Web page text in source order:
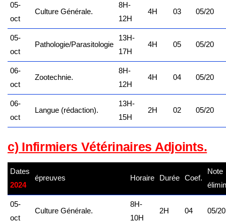
05-
oct
Culture Générale.
8H-
12H
4H 03 05/20
05-
oct
Pathologie/Parasitologie
13H-
17H
4H 05 05/20
06-
oct
Zootechnie.
8H-
12H
4H 04 05/20
06-
oct
Langue (rédaction).
13H-
15H
2H 02 05/20
c) Infirmiers Vétérinaires Adjoints.
Dates
2024
épreuves Horaire Durée Coef.
Note
05-
oct
Culture Générale.
8H-
10H
2H 04 05/20